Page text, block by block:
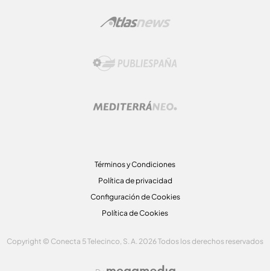
Términos y Condiciones
Política de privacidad
Configuración de Cookies
Política de Cookies
Copyright © Conecta 5 Telecinco, S. A. 2026 Todos los derechos reservados